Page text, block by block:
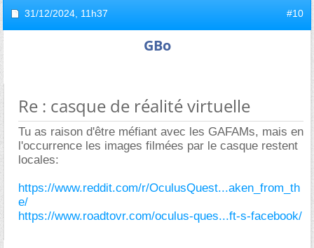
31/12/2024, 11h37 #10
GBo
Re : casque de réalité virtuelle
Tu as raison d'être méfiant avec les GAFAMs, mais en
l'occurrence les images filmées par le casque restent
locales:
https://www.reddit.com/r/OculusQuest...aken_from_th
e/
https://www.roadtovr.com/oculus-ques...ft-s-facebook/